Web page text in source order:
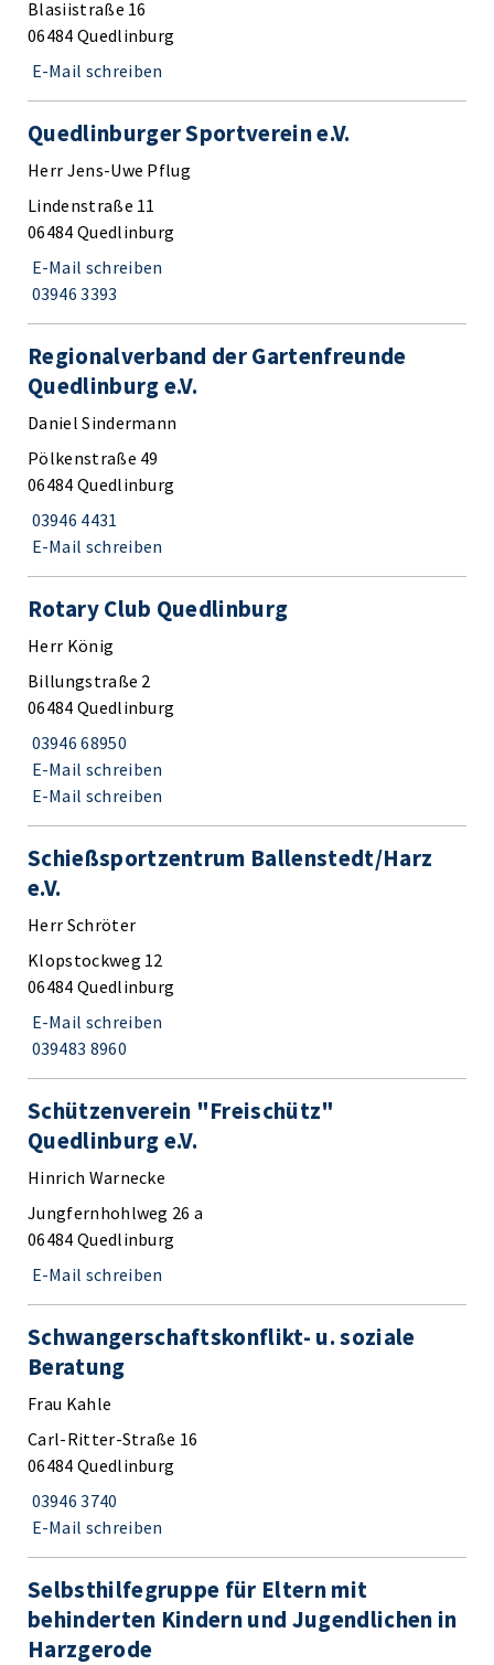
Blasiistraße 16
06484 Quedlinburg
E-Mail schreiben
Quedlinburger Sportverein e.V.
Herr Jens-Uwe Pflug
Lindenstraße 11
06484 Quedlinburg
E-Mail schreiben
03946 3393
Regionalverband der Gartenfreunde
Quedlinburg e.V.
Daniel Sindermann
Pölkenstraße 49
06484 Quedlinburg
03946 4431
E-Mail schreiben
Rotary Club Quedlinburg
Herr König
Billungstraße 2
06484 Quedlinburg
03946 68950
E-Mail schreiben
E-Mail schreiben
Schießsportzentrum Ballenstedt/Harz
e.V.
Herr Schröter
Klopstockweg 12
06484 Quedlinburg
E-Mail schreiben
039483 8960
Schützenverein "Freischütz"
Quedlinburg e.V.
Hinrich Warnecke
Jungfernhohlweg 26 a
06484 Quedlinburg
E-Mail schreiben
Schwangerschaftskonflikt- u. soziale
Beratung
Frau Kahle
Carl-Ritter-Straße 16
06484 Quedlinburg
03946 3740
E-Mail schreiben
Selbsthilfegruppe für Eltern mit
behinderten Kindern und Jugendlichen in
Harzgerode